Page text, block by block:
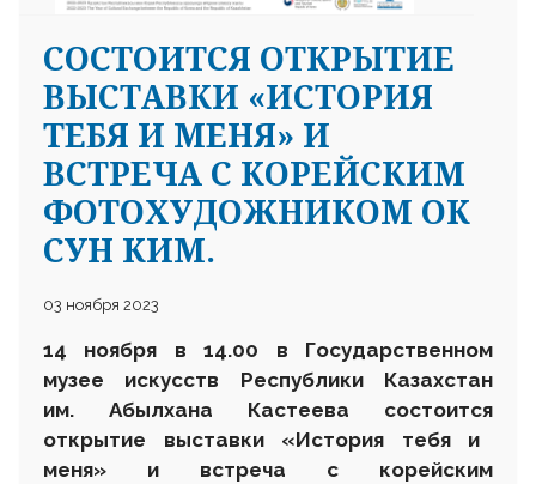
СОСТОИТСЯ ОТКРЫТИЕ
ВЫСТАВКИ «ИСТОРИЯ
ТЕБЯ И МЕНЯ» И
ВСТРЕЧА С КОРЕЙСКИМ
ФОТОХУДОЖНИКОМ ОК
СУН КИМ.
03 ноября 2023
14 ноября в 14.00 в Государственном
музее искусств Республики Казахстан
им. Абылхана Кастеева состоится
открытие выставки «История тебя и
меня» и встреча с корейским